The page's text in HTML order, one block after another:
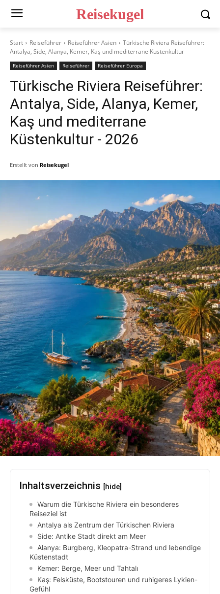
Reisekugel
Start Reiseführer Reiseführer Asien
Türkische Riviera Reiseführer:
Antalya, Side, Alanya, Kemer, Kaş und mediterrane Küstenkultur
Reiseführer Asien Reiseführer Reiseführer Europa
Türkische Riviera Reiseführer:
Antalya, Side, Alanya, Kemer,
Kaş und mediterrane
Küstenkultur - 2026
Erstellt von Reisekugel
Inhaltsverzeichnis [hide]
Warum die Türkische Riviera ein besonderes
Reiseziel ist
Antalya als Zentrum der Türkischen Riviera
Side: Antike Stadt direkt am Meer
Alanya: Burgberg, Kleopatra-Strand und lebendige
Küstenstadt
Kemer: Berge, Meer und Tahtalı
Kaş: Felsküste, Bootstouren und ruhigeres Lykien-
Gefühl